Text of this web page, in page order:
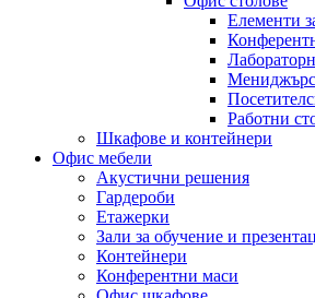
Елементи
Работни
Шкафове и контейнери
Офис мебели
Акустични решения
Гардероби
Етажерки
Зали за обучение и
Контейнери
Конферентни маси